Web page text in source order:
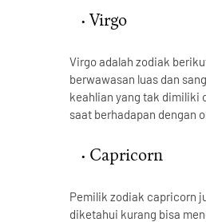
Virgo
Virgo adalah zodiak
berwawasan luas dan
keahlian yang tak dimiliki
saat berhadapan dengan
Capricorn
Pemilik zodiak capricorn
diketahui kurang bisa